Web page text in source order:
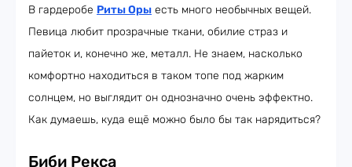
В гардеробе Риты Оры есть много необычных вещей.
Певица любит прозрачные ткани, обилие страз и
пайеток и, конечно же, металл. Не знаем, насколько
комфортно находиться в таком топе под жарким
солнцем, но выглядит он однозначно очень эффектно.
Как думаешь, куда ещё можно было бы так нарядиться?
Биби Рекса